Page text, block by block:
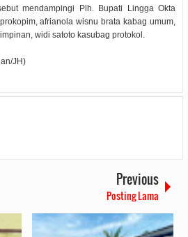
mendampingi Plh. Bupati Lingga Okta
afrianola wisnu brata kabag umum,
widi satoto kasubag protokol.
JH)
Previous
Posting Lama